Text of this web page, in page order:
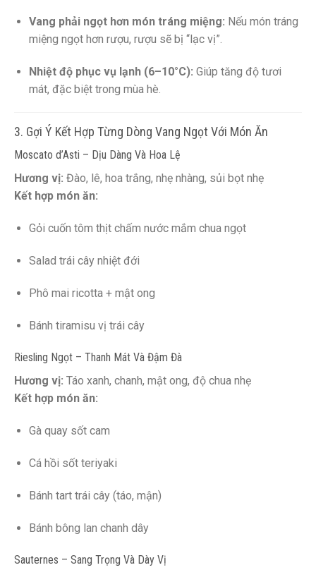
Vang phải ngọt hơn món tráng miệng: Nếu món tráng
miệng ngọt hơn rượu, rượu sẽ bị “lạc vị”.
Nhiệt độ phục vụ lạnh (6–10°C): Giúp tăng độ tươi
mát, đặc biệt trong mùa hè.
3. Gợi Ý Kết Hợp Từng Dòng Vang Ngọt Với Món Ăn
Moscato d’Asti – Dịu Dàng Và Hoa Lệ
Hương vị: Đào, lê, hoa trắng, nhẹ nhàng, sủi bọt nhẹ
Kết hợp món ăn:
Gỏi cuốn tôm thịt chấm nước mắm chua ngọt
Salad trái cây nhiệt đới
Phô mai ricotta + mật ong
Bánh tiramisu vị trái cây
Riesling Ngọt – Thanh Mát Và Đậm Đà
Hương vị: Táo xanh, chanh, mật ong, độ chua nhẹ
Kết hợp món ăn:
Gà quay sốt cam
Cá hồi sốt teriyaki
Bánh tart trái cây (táo, mận)
Bánh bông lan chanh dây
Sauternes – Sang Trọng Và Dày Vị